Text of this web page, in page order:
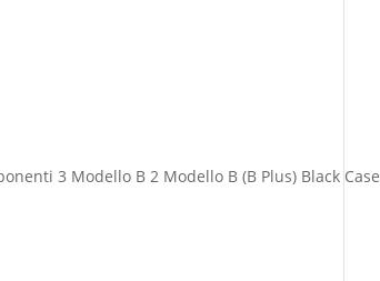
3 Modello B 2 Modello B (B Plus) Black Case